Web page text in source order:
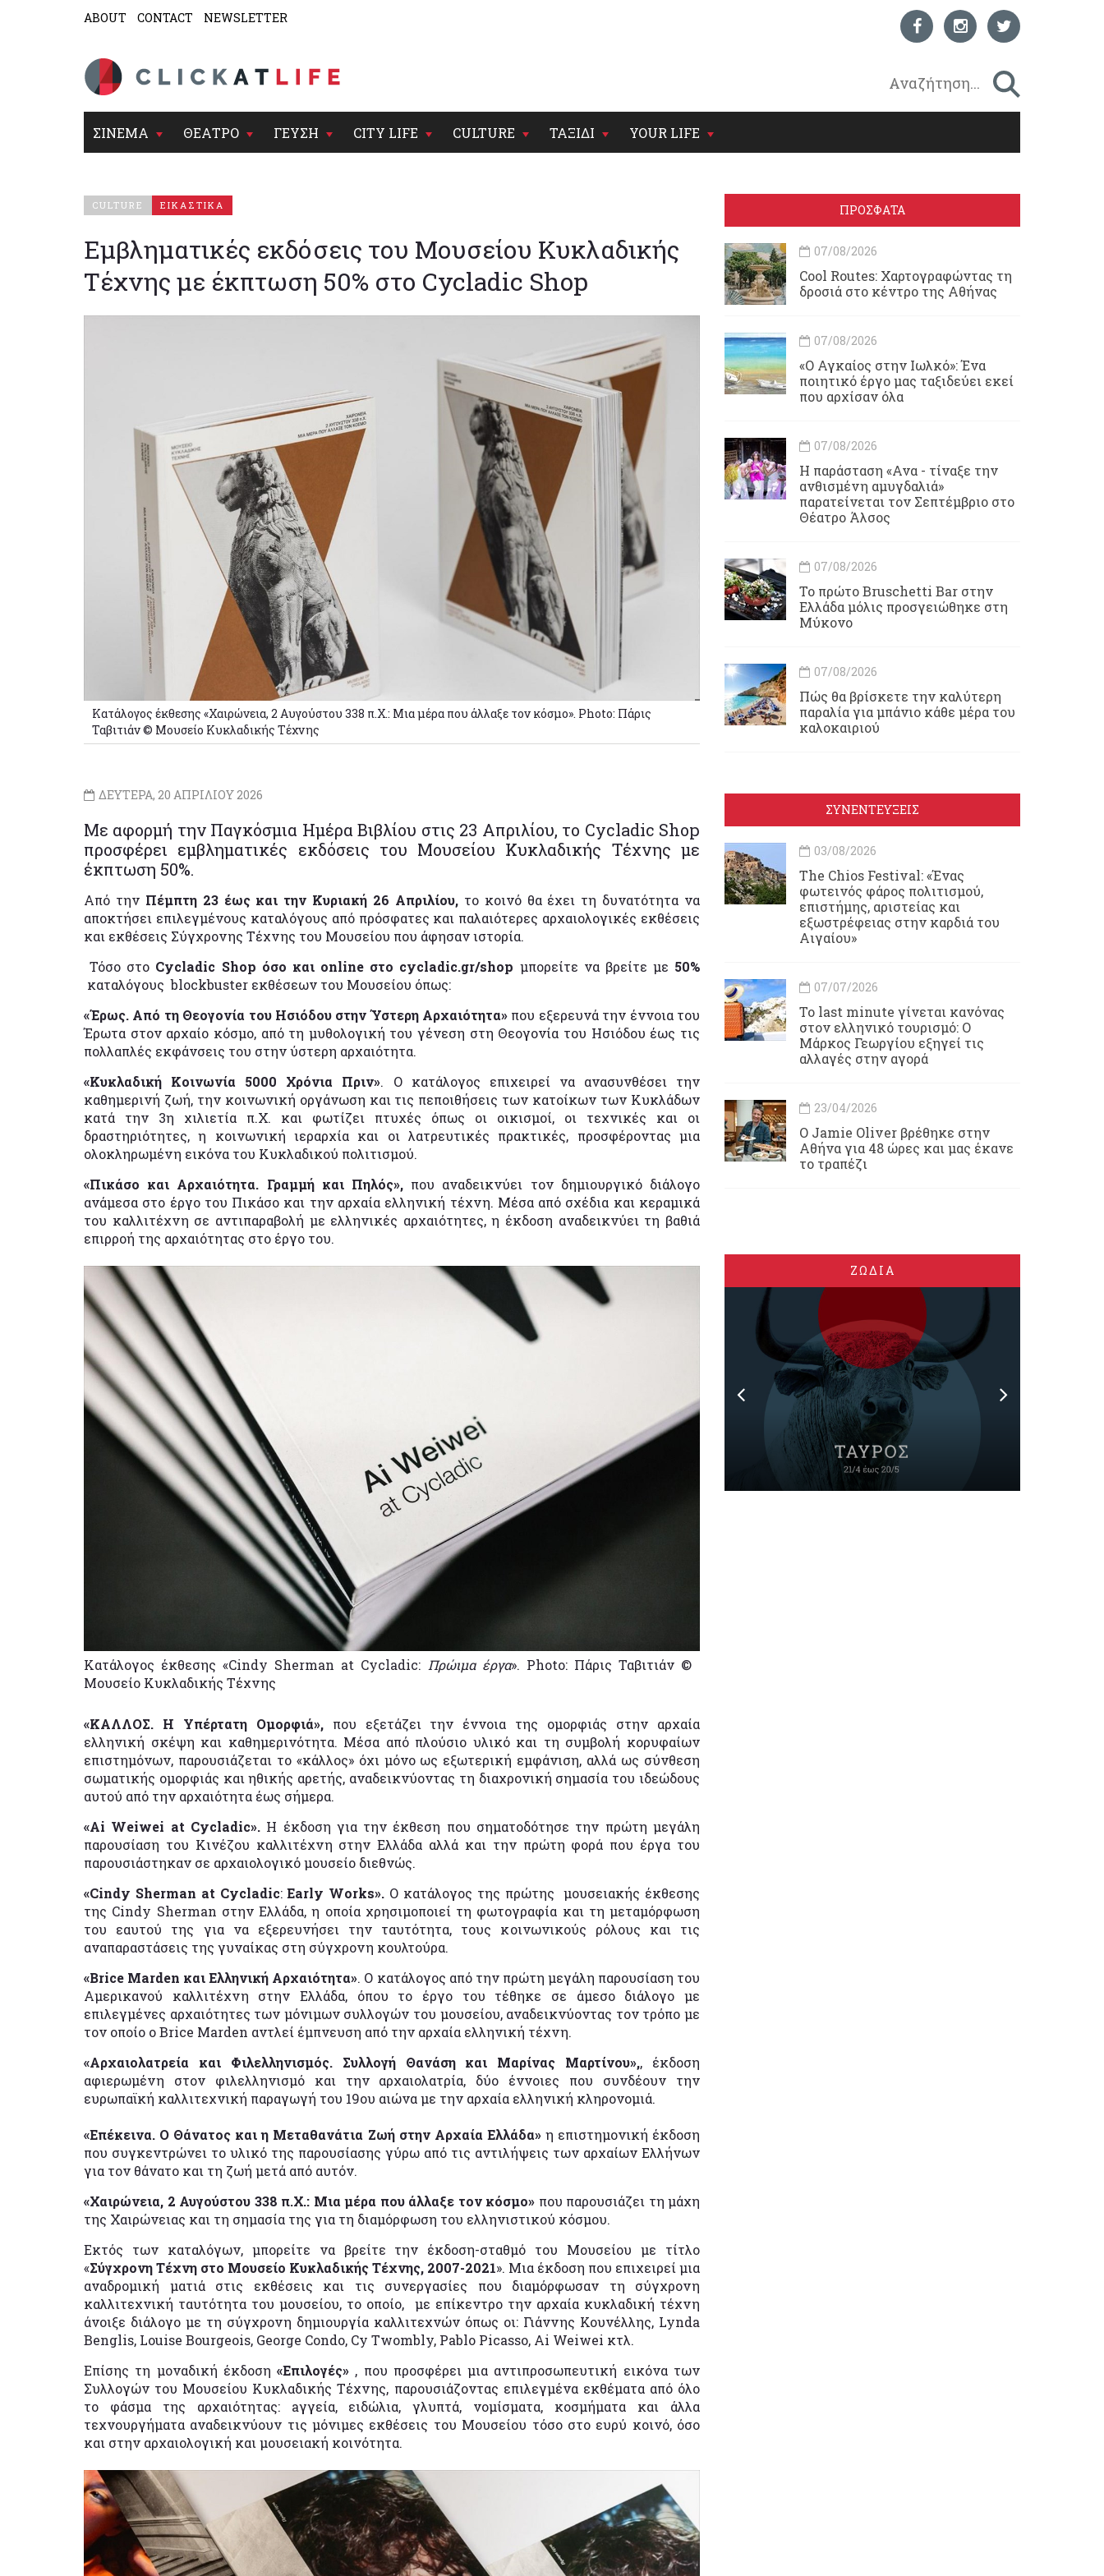
ABOUT CONTACT NEWSLETTER
ΣΙΝΕΜΑ ΘΕΑΤΡΟ ΓΕΥΣΗ CITY LIFE CULTURE ΤΑΞΙΔΙ YOUR LIFE
CULTURE ΕΙΚΑΣΤΙΚΑ
Εμβληματικές εκδόσεις του Μουσείου Κυκλαδικής
Τέχνης με έκπτωση 50% στο Cycladic Shop
Κατάλογος έκθεσης «Χαιρώνεια, 2 Αυγούστου 338 π.Χ.: Μια μέρα που άλλαξε τον κόσμο». Photo: Πάρις
Ταβιτιάν © Μουσείο Κυκλαδικής Τέχνης
ΔΕΥΤΕΡΑ, 20 ΑΠΡΙΛΙΟΥ 2026
Με αφορμή την Παγκόσμια Ημέρα Βιβλίου στις 23 Απριλίου, το Cycladic Shop
προσφέρει εμβληματικές εκδόσεις του Μουσείου Κυκλαδικής Τέχνης με
έκπτωση 50%.
Από την Πέμπτη 23 έως και την Κυριακή 26 Απριλίου,το κοινό θα έχει τη δυνατότητα να
αποκτήσει επιλεγμένους καταλόγους από πρόσφατες και παλαιότερες αρχαιολογικές εκθέσεις
και εκθέσεις Σύγχρονης Τέχνης του Μουσείου που άφησαν ιστορία.
Τόσο στο Cycladic Shop όσο και online στο cycladic.gr/shop μπορείτε να βρείτε με 50%
καταλόγους blockbuster εκθέσεων του Μουσείου όπως:
«Έρως. Από τη Θεογονία του Ησιόδου στην Ύστερη Αρχαιότητα» που εξερευνά την έννοια του
Έρωτα στον αρχαίο κόσμο, από τη μυθολογική του γένεση στη Θεογονία του Ησιόδου έως τις
πολλαπλές εκφάνσεις του στην ύστερη αρχαιότητα.
«Κυκλαδική Κοινωνία 5000 Χρόνια Πριν». Ο κατάλογος επιχειρεί να ανασυνθέσει την
καθημερινή ζωή, την κοινωνική οργάνωση και τις πεποιθήσεις των κατοίκων των Κυκλάδων
κατά την 3η χιλιετία π.Χ. και φωτίζει πτυχές όπως οι οικισμοί, οι τεχνικές και οι
δραστηριότητες, η κοινωνική ιεραρχία και οι λατρευτικές πρακτικές, προσφέροντας μια
ολοκληρωμένη εικόνα του Κυκλαδικού πολιτισμού.
«Πικάσο και Αρχαιότητα. Γραμμή και Πηλός», που αναδεικνύει τον δημιουργικό διάλογο
ανάμεσα στο έργο του Πικάσο και την αρχαία ελληνική τέχνη. Μέσα από σχέδια και κεραμικά
του καλλιτέχνη σε αντιπαραβολή με ελληνικές αρχαιότητες, η έκδοση αναδεικνύει τη βαθιά
επιρροή της αρχαιότητας στο έργο του.
Κατάλογος έκθεσης «Cindy Sherman at Cycladic: Πρώιμα έργα». Photo: Πάρις Ταβιτιάν ©
Μουσείο Κυκλαδικής Τέχνης
«ΚΑΛΛΟΣ. Η Υπέρτατη Ομορφιά»,που εξετάζει την έννοια της ομορφιάς στην αρχαία
ελληνική σκέψη και καθημερινότητα. Μέσα από πλούσιο υλικό και τη συμβολή κορυφαίων
επιστημόνων, παρουσιάζεται το «κάλλος» όχι μόνο ως εξωτερική εμφάνιση, αλλά ως σύνθεση
σωματικής ομορφιάς και ηθικής αρετής, αναδεικνύοντας τη διαχρονική σημασία του ιδεώδους
αυτού από την αρχαιότητα έως σήμερα.
«Ai Weiwei at Cycladic». Η έκδοση για την έκθεση που σηματοδότησε την πρώτη μεγάλη
παρουσίαση του Κινέζου καλλιτέχνη στην Ελλάδα αλλά και την πρώτη φορά που έργα του
παρουσιάστηκαν σε αρχαιολογικό μουσείο διεθνώς.
«Cindy Sherman at Cycladic:Early Works». Ο κατάλογος της πρώτης μουσειακής έκθεσης
της Cindy Sherman στην Ελλάδα, η οποία χρησιμοποιεί τη φωτογραφία και τη μεταμόρφωση
του εαυτού της για να εξερευνήσει την ταυτότητα, τους κοινωνικούς ρόλους και τις
αναπαραστάσεις της γυναίκας στη σύγχρονη κουλτούρα.
«Brice Marden και Ελληνική Αρχαιότητα». Ο κατάλογος από την πρώτη μεγάλη παρουσίαση του
Αμερικανού καλλιτέχνη στην Ελλάδα, όπου το έργο του τέθηκε σε άμεσο διάλογο με
επιλεγμένες αρχαιότητες των μόνιμων συλλογών του μουσείου, αναδεικνύοντας τον τρόπο με
τον οποίο ο Brice Marden αντλεί έμπνευση από την αρχαία ελληνική τέχνη.
«Αρχαιολατρεία και Φιλελληνισμός. Συλλογή Θανάση και Μαρίνας Μαρτίνου»,, έκδοση
αφιερωμένη στον φιλελληνισμό και την αρχαιολατρία, δύο έννοιες που συνδέουν την
ευρωπαϊκή καλλιτεχνική παραγωγή του 19ου αιώνα με την αρχαία ελληνική κληρονομιά.
«Επέκεινα. Ο Θάνατος και η Μεταθανάτια Ζωή στην Αρχαία Ελλάδα»η επιστημονική έκδοση
που συγκεντρώνει το υλικό της παρουσίασης γύρω από τις αντιλήψεις των αρχαίων Ελλήνων
για τον θάνατο και τη ζωή μετά από αυτόν.
«Χαιρώνεια, 2 Αυγούστου 338 π.Χ.: Μια μέρα που άλλαξε τον κόσμο» που παρουσιάζει τη μάχη
της Χαιρώνειας και τη σημασία της για τη διαμόρφωση του ελληνιστικού κόσμου.
Εκτός των καταλόγων, μπορείτε να βρείτε την έκδοση-σταθμό του Μουσείου με τίτλο
«Σύγχρονη Τέχνη στο Μουσείο Κυκλαδικής Τέχνης, 2007-2021». Μια έκδοση που επιχειρεί μια
αναδρομική ματιά στις εκθέσεις και τις συνεργασίες που διαμόρφωσαν τη σύγχρονη
καλλιτεχνική ταυτότητα του μουσείου, το οποίο, με επίκεντρο την αρχαία κυκλαδική τέχνη
άνοιξε διάλογο με τη σύγχρονη δημιουργία καλλιτεχνών όπως οι: Γιάννης Κουνέλλης, Lynda
Benglis, Louise Bourgeois, George Condo, Cy Twombly, Pablo Picasso, Ai Weiwei κτλ.
Επίσης τη μοναδική έκδοση «Επιλογές» , που προσφέρει μια αντιπροσωπευτική εικόνα των
Συλλογών του Μουσείου Κυκλαδικής Τέχνης, παρουσιάζοντας επιλεγμένα εκθέματα από όλο
το φάσμα της αρχαιότητας: aγγεία, ειδώλια, γλυπτά, νομίσματα, κοσμήματα και άλλα
τεχνουργήματα αναδεικνύουν τις μόνιμες εκθέσεις του Μουσείου τόσο στο ευρύ κοινό, όσο
και στην αρχαιολογική και μουσειακή κοινότητα.
ΠΡΟΣΦΑΤΑ
07/08/2026
Cool Routes: Χαρτογραφώντας τη
δροσιά στο κέντρο της Αθήνας
07/08/2026
«Ο Αγκαίος στην Ιωλκό»: Ένα
ποιητικό έργο μας ταξιδεύει εκεί
που αρχίσαν όλα
07/08/2026
Η παράσταση «Ανα - τίναξε την
ανθισμένη αμυγδαλιά»
παρατείνεται τον Σεπτέμβριο στο
Θέατρο Άλσος
07/08/2026
Το πρώτο Bruschetti Bar στην
Ελλάδα μόλις προσγειώθηκε στη
Μύκονο
07/08/2026
Πώς θα βρίσκετε την καλύτερη
παραλία για μπάνιο κάθε μέρα του
καλοκαιριού
ΣΥΝΕΝΤΕΥΞΕΙΣ
03/08/2026
Τhe Chios Festival: «Ένας
φωτεινός φάρος πολιτισμού,
επιστήμης, αριστείας και
εξωστρέφειας στην καρδιά του
Αιγαίου»
07/07/2026
Το last minute γίνεται κανόνας
στον ελληνικό τουρισμό: Ο
Μάρκος Γεωργίου εξηγεί τις
αλλαγές στην αγορά
23/04/2026
Ο Jamie Oliver βρέθηκε στην
Αθήνα για 48 ώρες και μας έκανε
το τραπέζι
ΖΩΔΙΑ